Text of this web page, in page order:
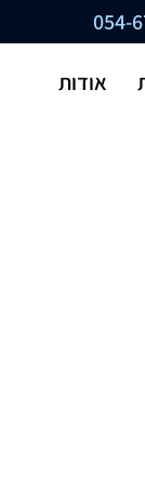
054-
אודות